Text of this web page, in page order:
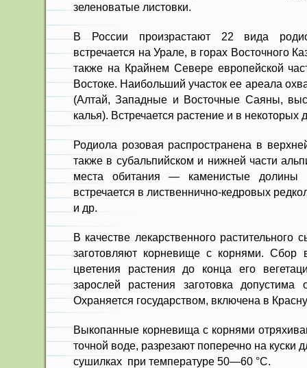
зеленоватые листовки.
В России произрастают 22 вида
встречается на Урале, в горах Восточного
также на Край­нем Севере европейской
Востоке. Наибольший участок ее ареала
(Алтай, Западные и Восточные Саяны,
калья). Встречается растение и в неко­торых
Родиола розовая распространена в
также в субальпийском и нижней части
места оби­тания — каменистые долины
встречается в лиственнично-кедровых
и др.
В качестве лекарственного расти­тельного
за­готовляют корневище с корнями. Сбор
цветения рас­тения до конца его
зарослей растения за­готовка
Охраняется государством, включе­на в
Выкопанные корневища с корнями
точной воде, разрезают поперечно на
сушилках при температуре 50—60 °С.